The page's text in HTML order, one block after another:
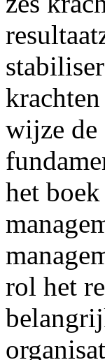
wijze de
het
rol het